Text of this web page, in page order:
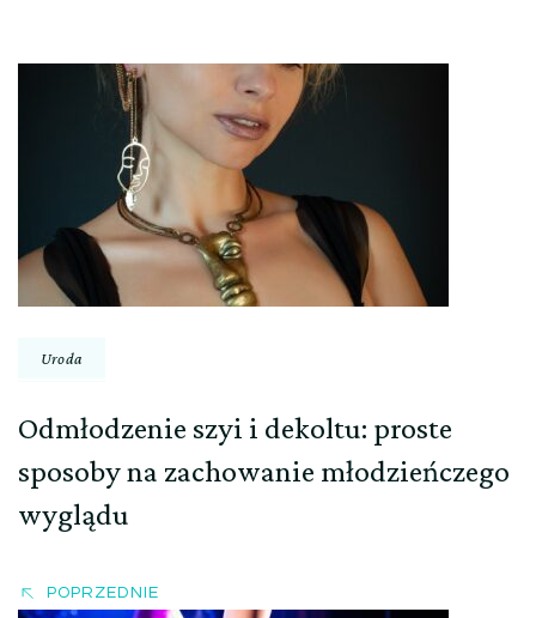
Nawigacja
wpisu
Uroda
Odmłodzenie szyi i dekoltu: proste
sposoby na zachowanie młodzieńczego
wyglądu
POPRZEDNIE